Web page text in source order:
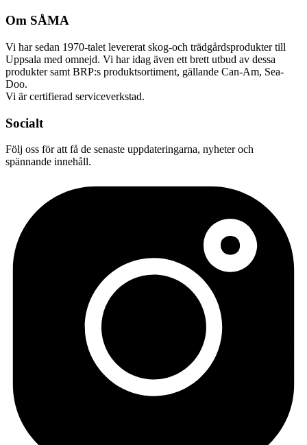
Om SÅMA
Vi har sedan 1970-talet levererat skog-och trädgårdsprodukter till
Uppsala med omnejd. Vi har idag även ett brett utbud av dessa
produkter samt BRP:s produktsortiment, gällande Can-Am, Sea-
Doo.
Vi är certifierad serviceverkstad.
Socialt
Följ oss för att få de senaste uppdateringarna, nyheter och
spännande innehåll.